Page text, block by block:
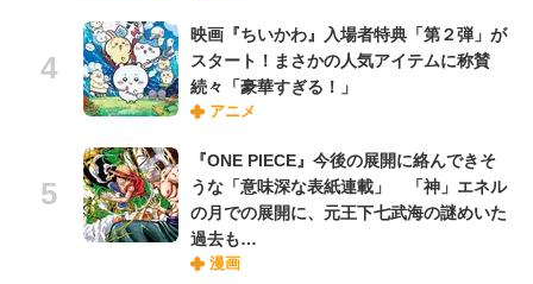
映画『ちいかわ』入場者特典「第２弾」が
スタート！まさかの人気アイテムに称賛
続々「豪華すぎる！」
アニメ
『ONE PIECE』今後の展開に絡んできそ
うな「意味深な表紙連載」 「神」エネル
の月での展開に、元王下七武海の謎めいた
過去も…
漫画